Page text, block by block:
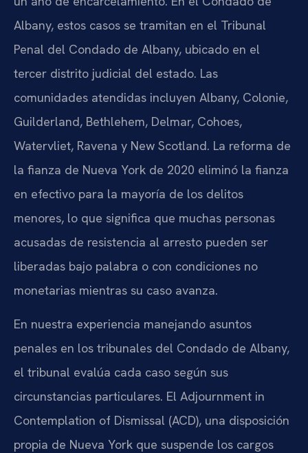
Albany, estos casos se tramitan en el Tribunal
Penal del Condado de Albany, ubicado en el
tercer distrito judicial del estado. Las
comunidades atendidas incluyen Albany, Colonie,
Guilderland, Bethlehem, Delmar, Cohoes,
Watervliet, Ravena y New Scotland. La reforma de
la fianza de Nueva York de 2020 eliminó la fianza
en efectivo para la mayoría de los delitos
menores, lo que significa que muchas personas
acusadas de resistencia al arresto pueden ser
liberadas bajo palabra o con condiciones no
monetarias mientras su caso avanza.
En nuestra experiencia manejando asuntos
penales en los tribunales del Condado de Albany,
el tribunal evalúa cada caso según sus
circunstancias particulares. El Adjournment in
Contemplation of Dismissal (ACD), una disposición
propia de Nueva York que suspende los cargos